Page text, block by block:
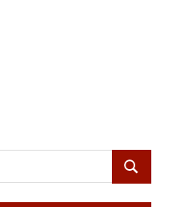
ПОИСК